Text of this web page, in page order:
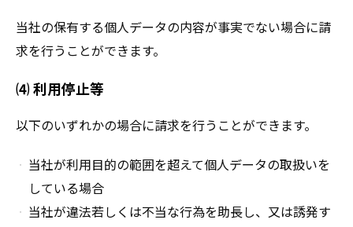
当社の保有する個人データの内容が事実でない場合に請
求を行うことができます。
⑷ 利用停止等
以下のいずれかの場合に請求を行うことができます。
当社が利用目的の範囲を超えて個人データの取扱いを
している場合
当社が違法若しくは不当な行為を助長し、又は誘発す